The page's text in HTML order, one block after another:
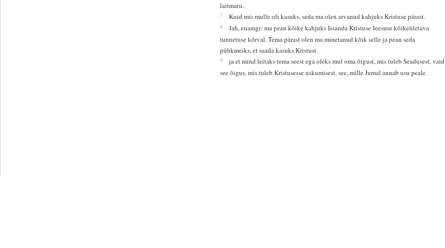
laitmatu.
7 Kuid mis mulle oli kasuks, seda ma olen arvanud kahjuks Kristuse pärast.
8
Jah, enamgi: ma pean kõike kahjuks Issanda Kristuse Jeesuse kõikeületava
tunnetuse kõrval. Tema pärast olen ma minetanud kõik selle ja pean seda
pühkmeiks, et saada kasuks Kristust
9
ja et mind leitaks tema seest ega oleks mul oma õigust, mis tuleb Seadusest, vaid
see õigus, mis tuleb Kristusesse uskumisest, see, mille Jumal annab usu peale.